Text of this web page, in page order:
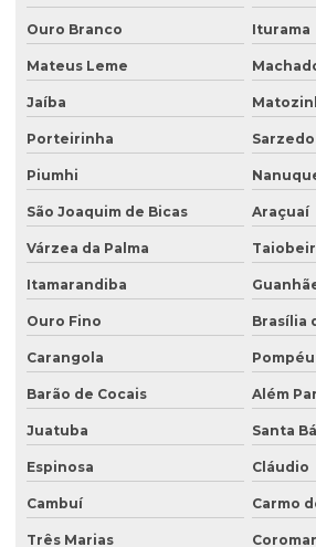
Investigação detalhada de passivo
Laboratório de análise de água
Laboratório de análise de efluentes
Laudo hidrogeológico
Laudo de passivo ambiental
Licenciamento ambiental de aterro
Licenciamento ambiental para atividades
Licenciamento ambiental de atividades
Licenciamento ambiental de barragens
Licenciamento ambiental condomínio
Licenciamento ambiental para construção
Licenciamento ambiental para empresas
Ouro Branco Iturama
Mateus Leme
Jaíba
Porteirinha Sarzedo
Piumhi
São Joaquim de Bicas Araçuaí
Várzea da Palma
Itamarandiba
Ouro Fino Brasília
Carangola Pompéu
Barão de Cocais Além
Juatuba Santa
Espinosa Cláudio
Cambuí Carmo
Três Marias